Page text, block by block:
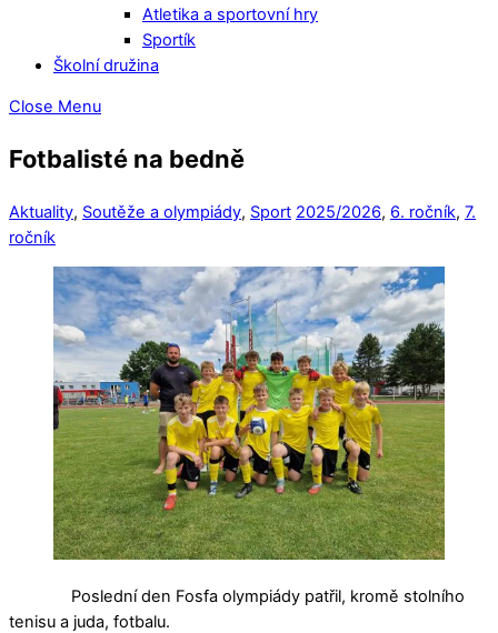
Atletika a sportovní hry
Sportík
Školní družina
Close Menu
Fotbalisté na bedně
Aktuality, Soutěže a olympiády, Sport 2025/2026, 6. ročník, 7.
ročník
Poslední den Fosfa olympiády patřil, kromě stolního
tenisu a juda, fotbalu.